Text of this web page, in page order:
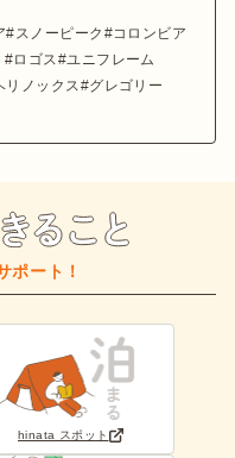
スノーピーク
コロンビア
ロゴス
ユニフレーム
リノックス
グレゴリー
ポート！
hinata スポット